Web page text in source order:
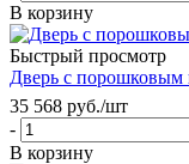
В корзину
Быстрый просмотр
Дверь с
35 568 руб./шт
-
В корзину